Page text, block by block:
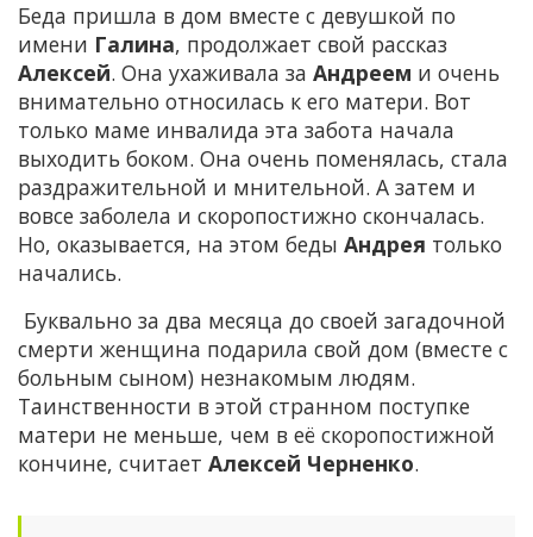
Беда пришла в дом вместе с девушкой по
имени Галина, продолжает свой рассказ
Алексей. Она ухаживала за Андреем и очень
внимательно относилась к его матери. Вот
только маме инвалида эта забота начала
выходить боком. Она очень поменялась, стала
раздражительной и мнительной. А затем и
вовсе заболела и скоропостижно скончалась.
Но, оказывается, на этом беды Андрея только
начались.
Буквально за два месяца до своей загадочной
смерти женщина подарила свой дом (вместе с
больным сыном) незнакомым людям.
Таинственности в этой странном поступке
матери не меньше, чем в её скоропостижной
кончине, считает Алексей Черненко.